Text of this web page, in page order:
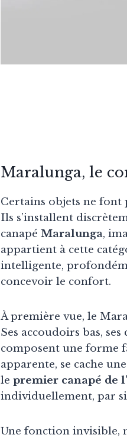
Maralunga, le
Certains objets ne
Ils s’installent
canapé Maralunga,
appartient à cette
intelligente,
concevoir le confort.
À première vue, le
Ses accoudoirs bas,
composent une forme
apparente, se cache
le premier canapé de
individuellement, par
Une fonction invisible,